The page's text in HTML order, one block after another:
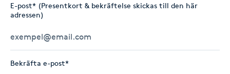
E-post* (Presentkort & bekräftelse skickas till den här
adressen)
Bekräfta e-post*